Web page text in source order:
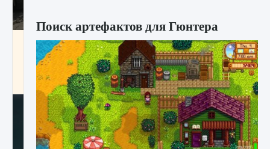
Как исправить текстовую ошибку
пользовательского интерфейса Delta
Force Hawk Ops
9 августа 2024 1 945 0 0
Поиск артефактов для Гюнтера